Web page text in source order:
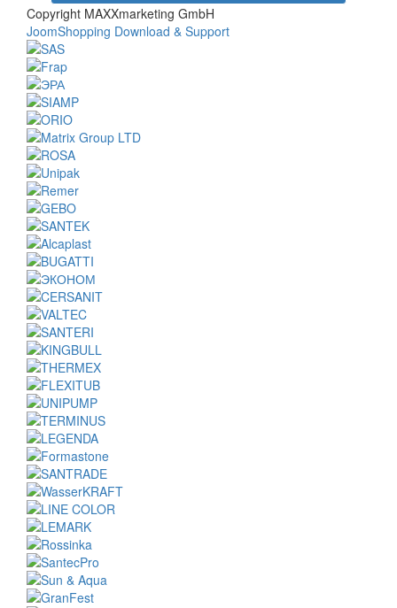
Copyright MAXXmarketing GmbH
JoomShopping Download & Support